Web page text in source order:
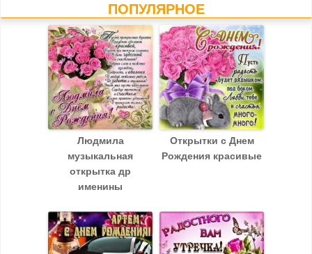
ПОПУЛЯРНОЕ
Людмила
музыкальная
открытка др
именины
Открытки с Днем
Рождения красивые